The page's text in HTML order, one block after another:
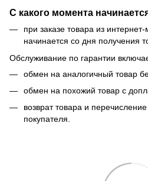
С какого момента
при заказе товара из
начинается со дня получения
Обслуживание по гарантии
обмен на аналогичный товар
обмен на похожий товар с
возврат товара и
покупателя.